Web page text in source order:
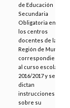
de Educación
Secundaria
Obligatoria en
los centros
docentes de la
Región de Murcia
correspondiente
al curso escolar
2016/2017 y se
dictan
instrucciones
sobre su